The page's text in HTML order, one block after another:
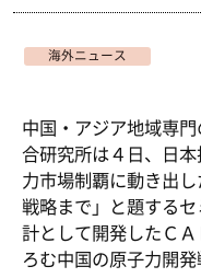
海外ニュース
中国・アジア地域専
合研究所は４日、日
力市場制覇に動き出
戦略まで」と題する
計として開発したＣ
ろむ中国の原子力開発